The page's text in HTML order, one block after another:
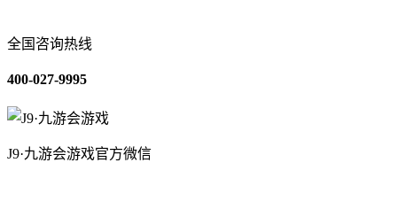
全国咨询热线
400-027-9995
J9·九游会游戏官方微信